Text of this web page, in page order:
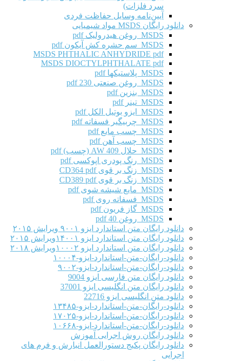
سرد فلزات)
آیین‌نامه وسایل حفاظت فردی
دانلود رایگان MSDS مواد شیمیایی
MSDS روغن هیدرولیک pdf
MSDS سم حشره کش آیکون pdf
MSDS PHTHALIC ANHYDRIDE pdf
MSDS DIOCTYLPHTHALATE pdf
MSDS پلاستیکها pdf
MSDS روغن صنعتی 230 pdf
MSDS بنزین pdf
MSDS تینر pdf
MSDS ایزو بوتیل الکل pdf
MSDS چربیگیر فسفاته pdf
MSDS چسب مایع pdf
MSDS چسب آهن pdf
MSDS حلال AW 409 (چسب) pdf
MSDS رنگ پودری اپوکسی pdf
MSDS زنگ بر قوی CD364 pdf
MSDS زنگ بر قوی CD389 pdf
MSDS مایع شیشه شوی pdf
MSDS فسفاته روی pdf
MSDS گاز فریون pdf
MSDS روغن 40 pdf
دانلود رایگان متن استاندارد ایزو ۹۰۰۱ ویرایش ۲۰۱۵
دانلود رایگان متن استاندارد ایزو ۱۴۰۰۱ویرایش ۲۰۱۵
دانلود رایگان متن استاندارد ایزو ۱۰۰۰۲ویرایش ۲۰۱۸
دانلود-رایگان-متن-استاندارد-ایزو-۱۰۰۰۴
دانلود-رایگان-متن-استاندارد-ایزو-۹۰۰۲
دانلود رایگان متن فارسی ایزو 9004
دانلود رایگان متن انگلیسی ایزو 37001
دانلود متن انگلیسی ایزو 22716
دانلود-رایگان-متن-استاندارد-ایزو-۱۳۴۸۵
دانلود-رایگان-متن-استاندارد-ایزو-۱۷۰۲۵
دانلود-رایگان-متن-استاندارد-ایزو-۱۰۶۶۸
دانلود رایگان روش اجرایی آموزش
دانلود رایگان پکیج دستورالعمل انبارش و فرم های
اجرایی